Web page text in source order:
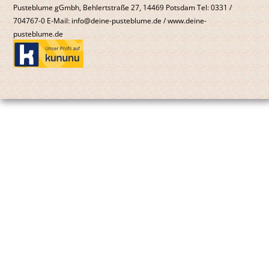
Pusteblume gGmbh, Behlertstraße 27, 14469 Potsdam Tel: 0331 /
704767-0 E-Mail: info@deine-pusteblume.de / www.deine-
pusteblume.de